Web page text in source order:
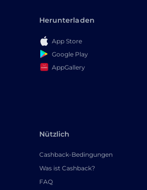
Herunterladen
App Store
Google Play
AppGallery
Nützlich
Cashback-Bedingungen
Was ist Cashback?
FAQ